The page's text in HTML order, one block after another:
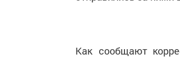
Как сообщают